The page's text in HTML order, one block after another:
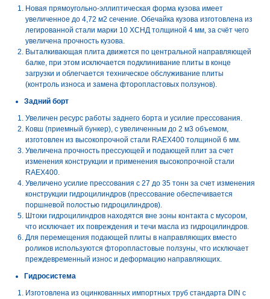
Новая прямоугольно-эллиптическая форма кузова имеет
увеличенное до 4,72 м2 сечение. Обечайка кузова изготовлена из
легированной стали марки 10 ХСНД толщиной 4 мм, за счёт чего
увеличена прочность кузова.
Выталкивающая плита движется по центральной направляющей
балке, при этом исключается подклинивание плиты в конце
загрузки и облегчается техническое обслуживание плиты
(контроль износа и замена фторопластовых ползунов).
Задний борт
Увеличен ресурс работы заднего борта и усилие прессования.
Ковш (приемный бункер), с увеличенным до 2 м3 объемом,
изготовлен из высокопрочной стали RAEX400 толщиной 6 мм.
Увеличена прочность прессующей и подающей плит за счет
изменения конструкции и применения высокопрочной стали
RAEX400.
Увеличено усилие прессования с 27 до 35 тонн за счет изменения
конструкции гидроцилиндров (прессование обеспечивается
поршневой полостью гидроцилиндров).
Штоки гидроцилиндров находятся вне зоны контакта с мусором,
что исключает их повреждения и течи масла из гидроцилиндров.
Для перемещения подающей плиты в направляющих вместо
роликов используются фторопластовые ползуны, что исключает
преждевременный износ и деформацию направляющих.
Гидросистема
Изготовлена из оцинкованных импортных труб стандарта DIN с